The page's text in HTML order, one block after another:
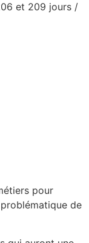
et 209 jours /
pour
de